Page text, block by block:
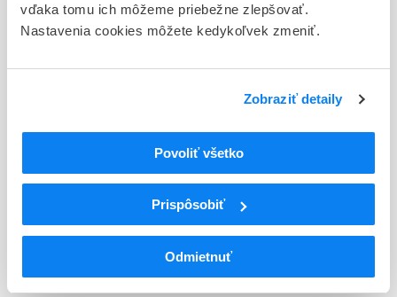
vďaka tomu ich môžeme priebežne zlepšovať.
Nastavenia cookies môžete kedykoľvek zmeniť.
Zobraziť detaily
Povoliť všetko
Prispôsobiť
Odmietnuť
Indikačná skupina
LIEČIVÁ PODPORUJÚCE TVORBU JAZIEV